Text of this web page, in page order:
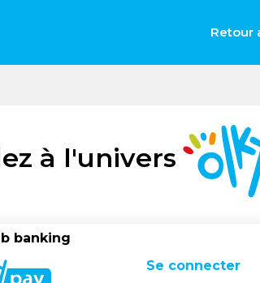
Retour
à l'univers
banking
Se connecter